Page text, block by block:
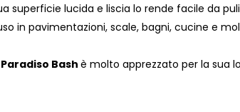
superficie lucida e liscia lo rende facile da
in pavimentazioni, scale, bagni, cucine e
Bash è molto apprezzato per la sua